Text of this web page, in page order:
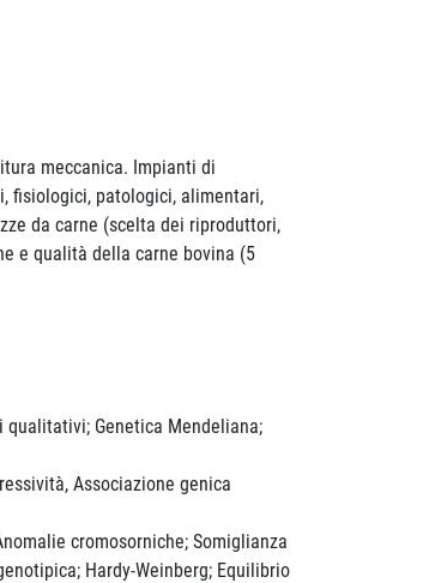
meccanica. Impianti di
fisiologici, patologici, alimentari,
da carne (scelta dei riproduttori,
e qualità della carne bovina (5
Genetica Mendeliana;
Associazione genica
cromosorniche; Somiglianza
Hardy-Weinberg; Equilibrio